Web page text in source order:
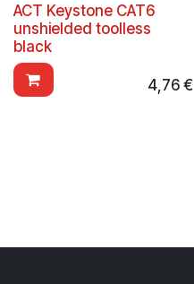
ACT Keystone CAT6
unshielded toolless
black
4,76€